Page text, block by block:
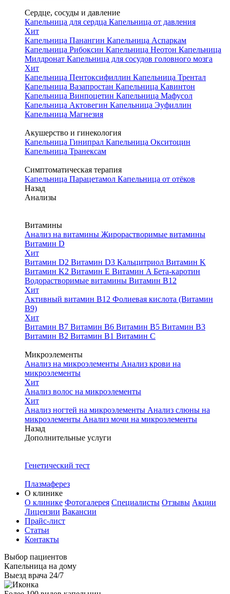
Сердце, сосуды и давление
Капельница для сердца Капельница от давления
Хит
Капельница Панангин Капельница Аспаркам
Капельница Рибоксин Капельница Неотон Капельница
Милдронат Капельница для сосудов головного мозга
Хит
Капельница Пентоксифиллин Капельница Трентал
Капельница Вазапростан Капельница Кавинтон
Капельница Винпоцетин Капельница Мафусол
Капельница Актовегин Капельница Эуфиллин
Капельница Магнезия
Акушерство и гинекология
Капельница Гинипрал Капельница Окситоцин
Капельница Транексам
Симптоматическая терапия
Капельница Парацетамол Капельница от отёков
Назад
Анализы
Витамины
Анализ на витамины Жирорастворимые витамины
Витамин D
Хит
Витамин D2 Витамин D3 Кальцитриол Витамин K
Витамин K2 Витамин E Витамин A Бета-каротин
Водорастворимые витамины Витамин B12
Хит
Активный витамин B12 Фолиевая кислота (Витамин
B9)
Хит
Витамин B7 Витамин B6 Витамин B5 Витамин B3
Витамин B2 Витамин B1 Витамин C
Микроэлементы
Анализ на микроэлементы Анализ крови на
микроэлементы
Хит
Анализ волос на микроэлементы
Хит
Анализ ногтей на микроэлементы Анализ слюны на
микроэлементы Анализ мочи на микроэлементы
Назад
Дополнительные услуги
Генетический тест
Плазмаферез
О клинике
О клинике Фотогалерея Специалисты Отзывы Акции
Лицензии Вакансии
Прайс-лист
Статьи
Контакты
Выбор пациентов
Капельница на дому
Выезд врача 24/7